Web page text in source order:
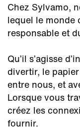
Chez Sylvamo,
lequel le monde
responsable et
Qu’il s’agisse
divertir, le
entre nous, et
Lorsque vous
créez les
fournir.